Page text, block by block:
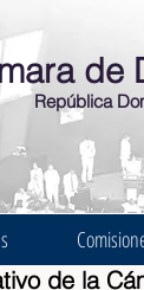
de
República
de la